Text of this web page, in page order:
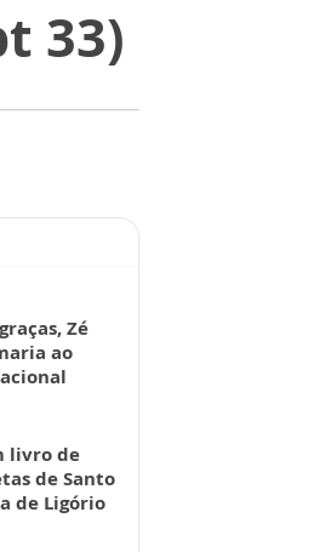
33)
Zé
ao
livro de
de Santo
de Ligório